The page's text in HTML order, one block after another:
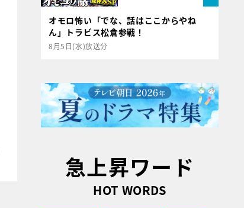
オモロ怖い「でな、話はここからやね
ん」トラビス松倉参戦！
8月5日(水)放送分
急上昇ワード
HOT WORDS